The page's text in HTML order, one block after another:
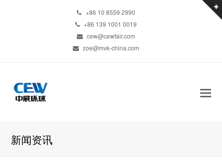
+86 10 8559 2990
+86 139 1001 0019
cew@cewfair.com
zoe@mvk-china.com
新闻资讯